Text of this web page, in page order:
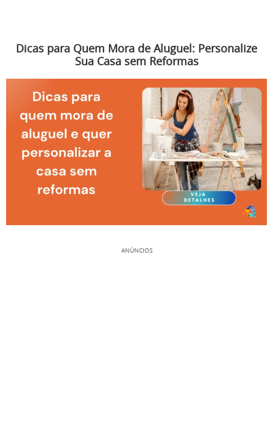
Dicas para Quem Mora de Aluguel: Personalize
Sua Casa sem Reformas
ANÚNCIOS